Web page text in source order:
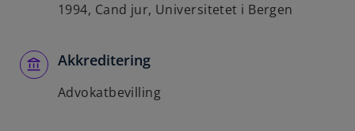
1994, Cand jur, Universitetet i Bergen
Akkreditering
Advokatbevilling